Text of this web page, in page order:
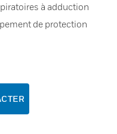
à adduction
de protection